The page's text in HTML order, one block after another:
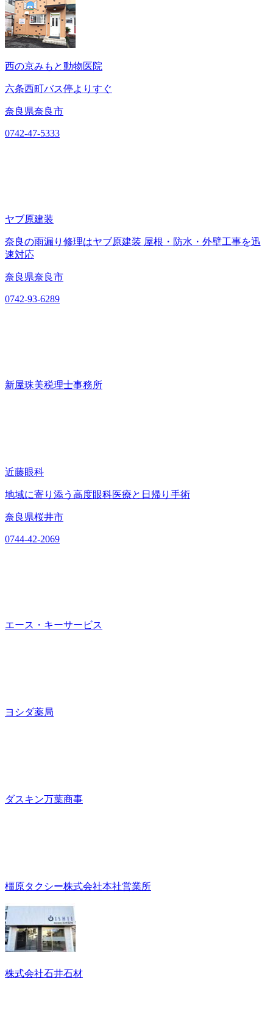
西の京みもと動物医院
六条西町バス停よりすぐ
奈良県奈良市
0742-47-5333
ヤブ原建装
奈良の雨漏り修理はヤブ原建装 屋根・防水・外壁工事を迅
速対応
奈良県奈良市
0742-93-6289
新屋珠美税理士事務所
近藤眼科
地域に寄り添う高度眼科医療と日帰り手術
奈良県桜井市
0744-42-2069
エース・キーサービス
ヨシダ薬局
ダスキン万葉商事
橿原タクシー株式会社本社営業所
株式会社石井石材